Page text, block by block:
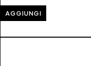
AGGIUNGI